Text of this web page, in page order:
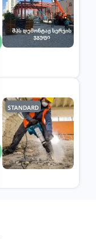
STANDARD